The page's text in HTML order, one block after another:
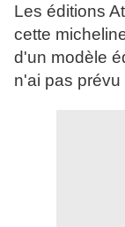
Les éditions
cette
d'un modèle
n'ai pas prévu